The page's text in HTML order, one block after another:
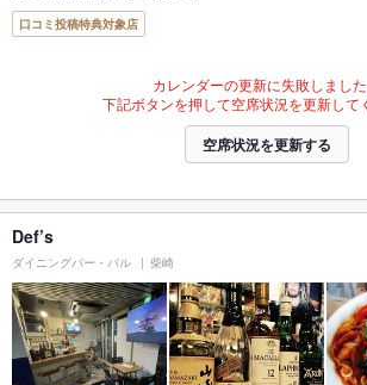
口コミ投稿特典対象店
カレンダーの更新に失敗しました
下記ボタンを押して空席状況を更新して
空席状況を更新する
Def’s
ダイニングバー・バル 柴崎